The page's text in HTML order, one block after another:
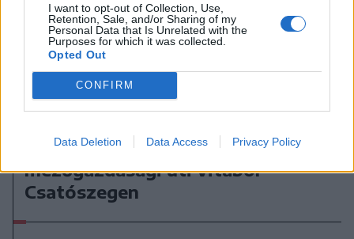
I want to opt-out of Collection, Use,
Retention, Sale, and/or Sharing of my
Personal Data that Is Unrelated with the
Purposes for which it was collected.
Opted Out
CONFIRM
Data Deletion Data Access Privacy Policy
Tömegverekedés lett a szűk
mezőgazdasági úti vitából
Csatószegen